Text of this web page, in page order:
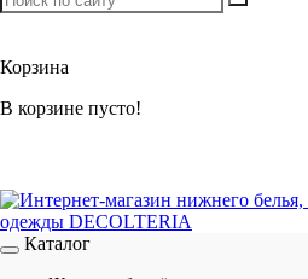
Корзина
В корзине пусто!
Каталог